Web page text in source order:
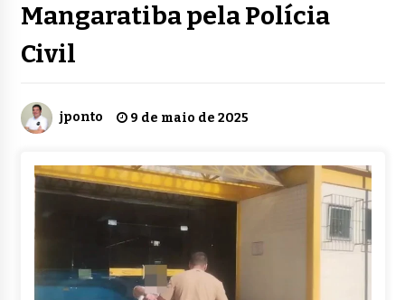
Mangaratiba pela Polícia
Civil
jponto 9 de maio de 2025